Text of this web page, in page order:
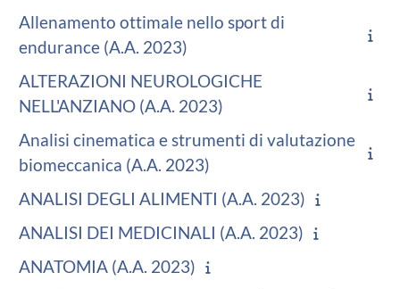
Allenamento ottimale nello sport di
endurance (A.A. 2023)
ALTERAZIONI NEUROLOGICHE
NELL'ANZIANO (A.A. 2023)
Analisi cinematica e strumenti di valutazione
biomeccanica (A.A. 2023)
ANALISI DEGLI ALIMENTI (A.A. 2023)
ANALISI DEI MEDICINALI (A.A. 2023)
ANATOMIA (A.A. 2023)